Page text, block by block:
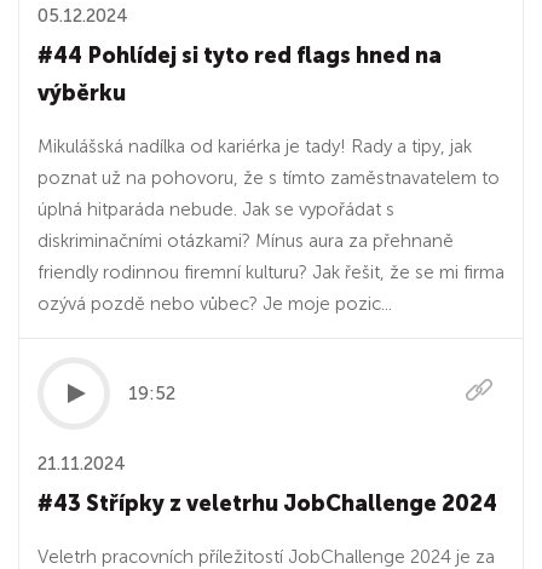
05.12.2024
#44 Pohlídej si tyto red flags hned na
výběrku
Mikulášská nadílka od kariérka je tady! Rady a tipy, jak
poznat už na pohovoru, že s tímto zaměstnavatelem to
úplná hitparáda nebude. Jak se vypořádat s
diskriminačními otázkami? Mínus aura za přehnaně
friendly rodinnou firemní kulturu? Jak řešit, že se mi firma
ozývá pozdě nebo vůbec? Je moje pozic...
19:52
21.11.2024
#43 Střípky z veletrhu JobChallenge 2024
Veletrh pracovních příležitostí JobChallenge 2024 je za